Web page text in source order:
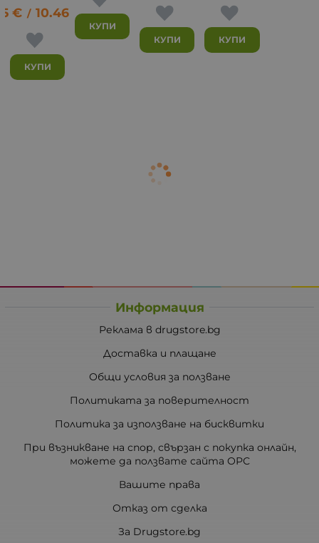
€ / 10.46 лв.
КУПИ
КУПИ
КУПИ КУПИ
Информация
Реклама в drugstore.bg
Доставка и плащане
Общи условия за ползване
Политиката за поверителност
Политика за използване на бисквитки
При възникване на спор, свързан с покупка онлайн,
можете да ползвате сайта ОРС
Вашите права
Отказ от сделка
За Drugstore.bg